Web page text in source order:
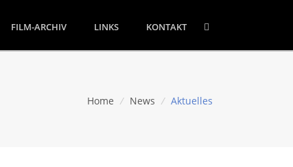
FILM-ARCHIV LINKS KONTAKT
Home / News / Aktuelles